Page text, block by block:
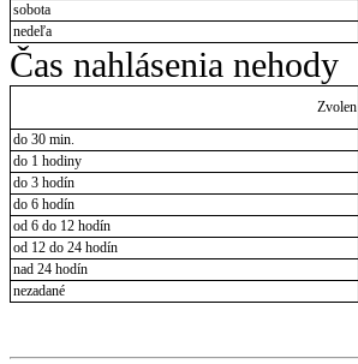
sobota
nedeľa
Čas nahlásenia nehody
Zvolen
do 30 min.
do 1 hodiny
do 3 hodín
do 6 hodín
od 6 do 12 hodín
od 12 do 24 hodín
nad 24 hodín
nezadané